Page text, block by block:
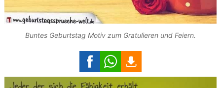
Buntes Geburtstag Motiv zum Gratulieren und Feiern.